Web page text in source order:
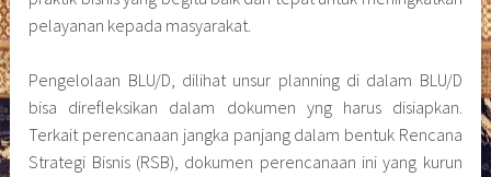
pelayanan kepada masyarakat.
Pengelolaan BLU/D, dilihat unsur planning di dalam BLU/D
bisa direfleksikan dalam dokumen yng harus disiapkan.
Terkait perencanaan jangka panjang dalam bentuk Rencana
Strategi Bisnis (RSB), dokumen perencanaan ini yang kurun